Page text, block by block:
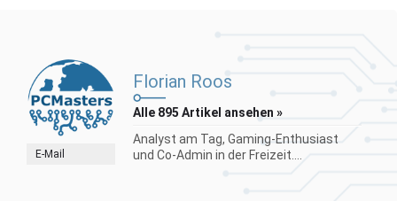
E-Mail
Florian Roos
Alle 895 Artikel ansehen »
Analyst am Tag, Gaming-Enthusiast
und Co-Admin in der Freizeit....